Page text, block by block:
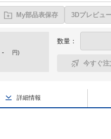
My部品表保存 3Dプレビュ
- 円)
数量：
今すぐ注
詳細情報